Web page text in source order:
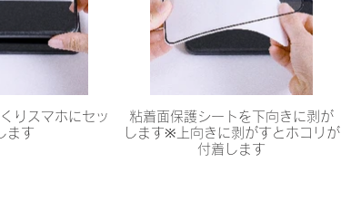
りスマホにセッ
ます
粘着面保護シートを下向きに剥が
します※上向きに剥がすとホコリが
付着します